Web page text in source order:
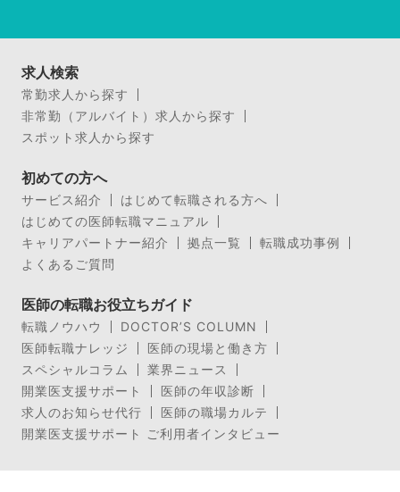
求人検索
常勤求人から探す
非常勤（アルバイト）求人から探す
スポット求人から探す
初めての方へ
サービス紹介
はじめて転職される方へ
はじめての医師転職マニュアル
キャリアパートナー紹介
拠点一覧
転職成功事例
よくあるご質問
医師の転職お役立ちガイド
転職ノウハウ
DOCTOR’S COLUMN
医師転職ナレッジ
医師の現場と働き方
スペシャルコラム
業界ニュース
開業医支援サポート
医師の年収診断
求人のお知らせ代行
医師の職場カルテ
開業医支援サポート ご利用者インタビュー